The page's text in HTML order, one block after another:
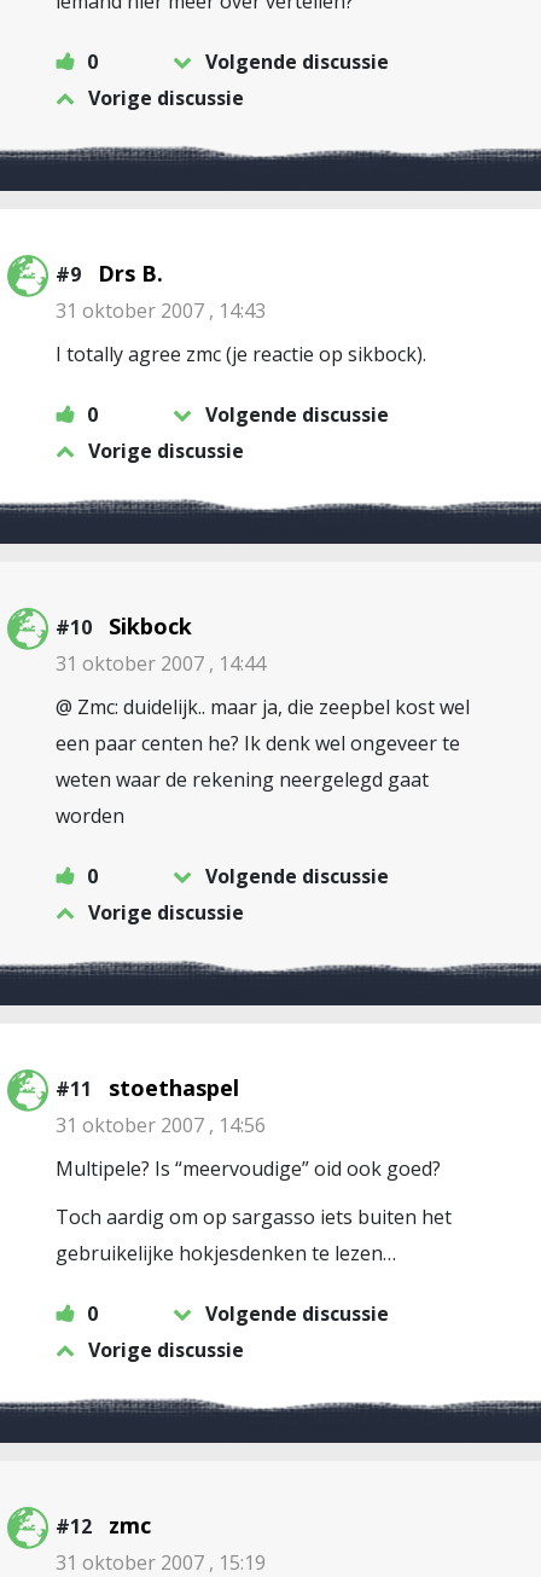
0
Volgende discussie
Vorige discussie
#9 Drs B.
31 oktober 2007 , 14:43
I totally agree zmc (je reactie op sikbock).
0
Volgende discussie
Vorige discussie
#10 Sikbock
31 oktober 2007 , 14:44
@ Zmc: duidelijk.. maar ja, die zeepbel kost wel
een paar centen he? Ik denk wel ongeveer te
weten waar de rekening neergelegd gaat
worden
0
Volgende discussie
Vorige discussie
#11 stoethaspel
31 oktober 2007 , 14:56
Multipele? Is “meervoudige” oid ook goed?
Toch aardig om op sargasso iets buiten het
gebruikelijke hokjesdenken te lezen…
0
Volgende discussie
Vorige discussie
#12 zmc
31 oktober 2007 , 15:19